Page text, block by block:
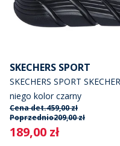
SKECHERS SPORT
SKECHERS SPORT
niego kolor czarny
Cena det.459,00 zł
Poprzednio209,00 zł
Current
189,00 zł